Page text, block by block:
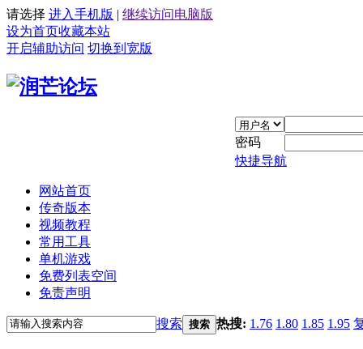
请选择 进入手机版 | 继续访问电脑版
设为首页收藏本站
开启辅助访问 切换到宽版
密码
快捷导航
网站首页
传奇版本
视频教程
常用工具
单机游戏
免费列表空间
免责声明
搜索 搜索 热搜: 1.76 1.80 1.85 1.95